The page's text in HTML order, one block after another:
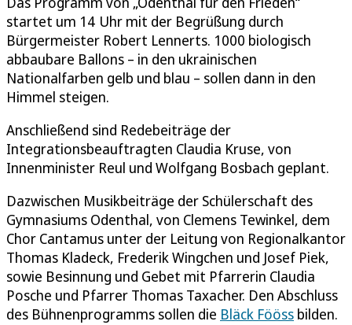
startet um 14 Uhr mit der Begrüßung durch
Bürgermeister Robert Lennerts. 1000 biologisch
abbaubare Ballons – in den ukrainischen
Nationalfarben gelb und blau – sollen dann in den
Himmel steigen.
Anschließend sind Redebeiträge der
Integrationsbeauftragten Claudia Kruse, von
Innenminister Reul und Wolfgang Bosbach geplant.
Dazwischen Musikbeiträge der Schülerschaft des
Gymnasiums Odenthal, von Clemens Tewinkel, dem
Chor Cantamus unter der Leitung von Regionalkantor
Thomas Kladeck, Frederik Wingchen und Josef Piek,
sowie Besinnung und Gebet mit Pfarrerin Claudia
Posche und Pfarrer Thomas Taxacher. Den Abschluss
des Bühnenprogramms sollen die Bläck Fööss bilden.